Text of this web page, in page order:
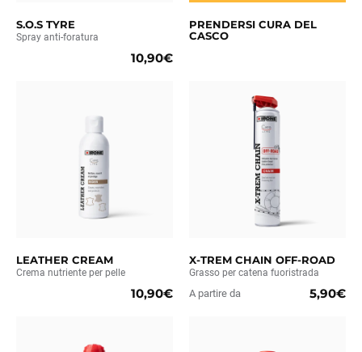
S.O.S TYRE
Spray anti-foratura
10,90€
PRENDERSI CURA DEL
CASCO
LEATHER CREAM
Crema nutriente per pelle
10,90€
X-TREM CHAIN OFF-ROAD
Grasso per catena fuoristrada
A partire da 5,90€